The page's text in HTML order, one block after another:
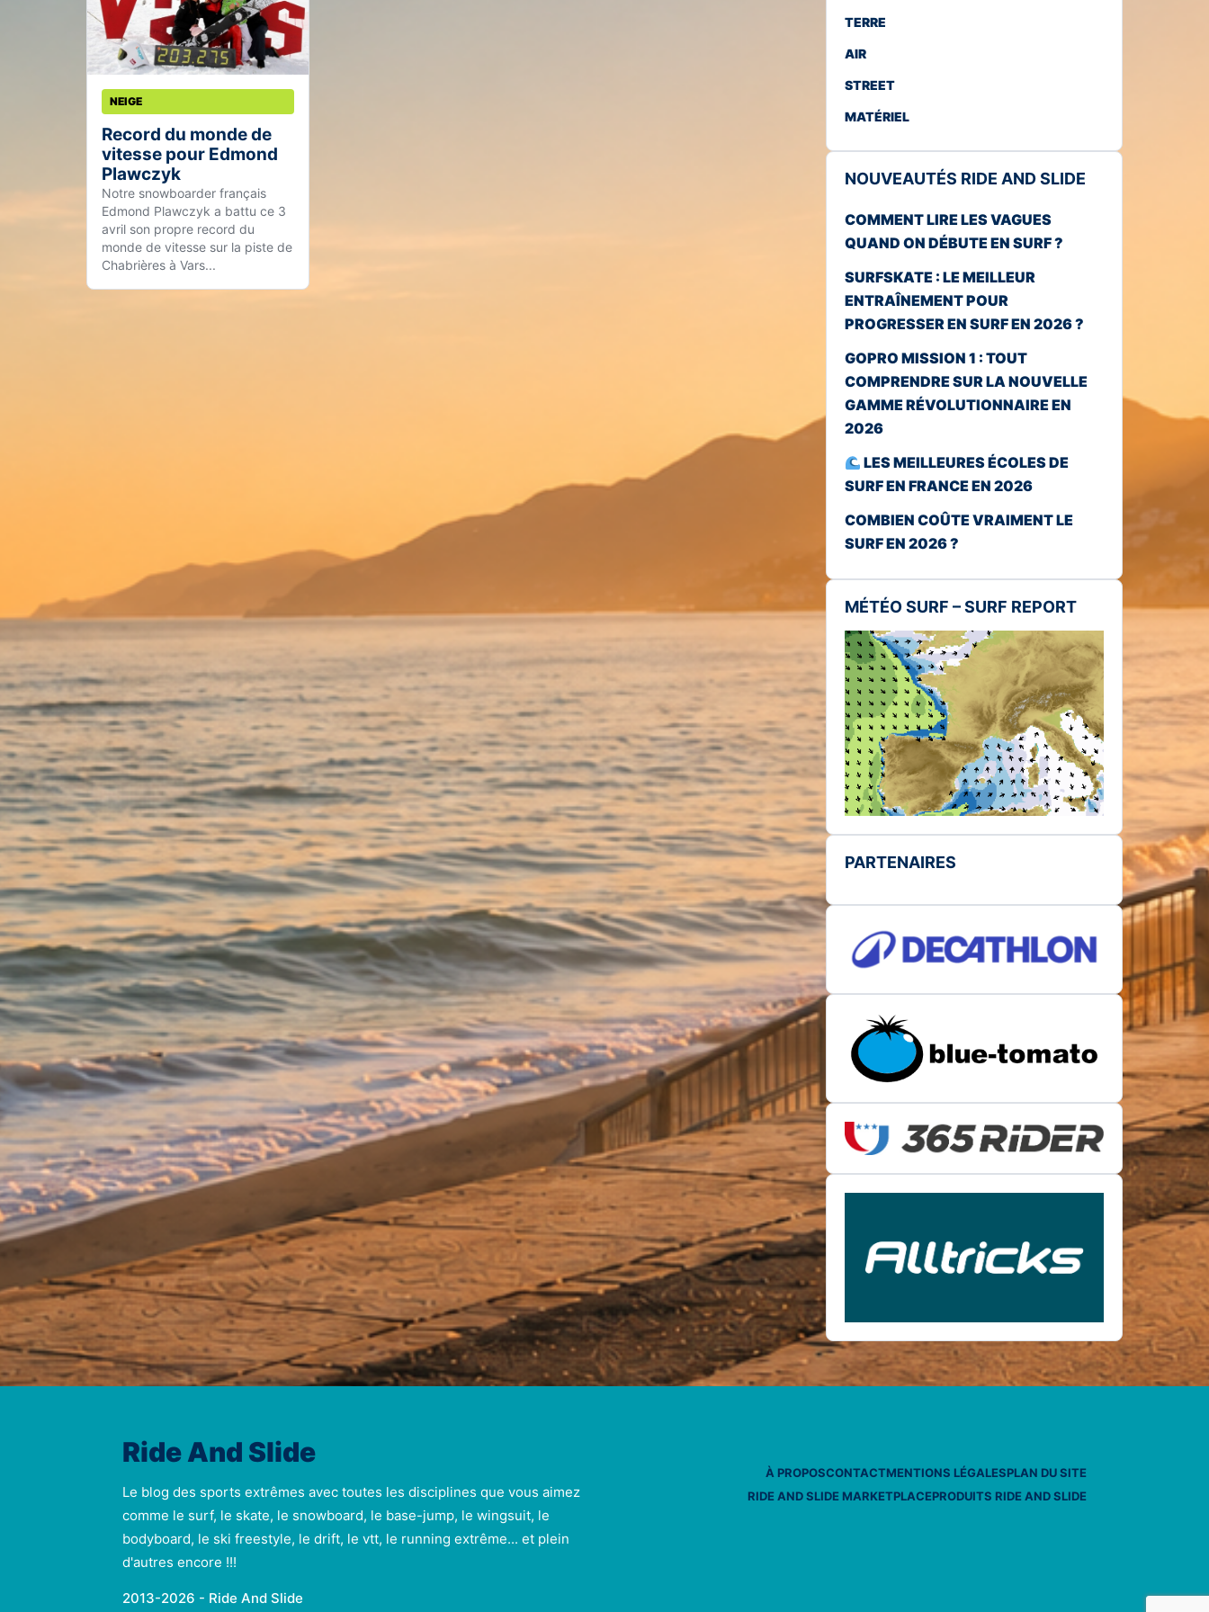
NEIGE
Record du monde de
vitesse pour Edmond
Plawczyk
Notre snowboarder français
Edmond Plawczyk a battu ce 3
avril son propre record du
monde de vitesse sur la piste de
Chabrières à Vars...
TERRE
AIR
STREET
MATÉRIEL
NOUVEAUTÉS RIDE AND SLIDE
COMMENT LIRE LES VAGUES
QUAND ON DÉBUTE EN SURF ?
SURFSKATE : LE MEILLEUR
ENTRAÎNEMENT POUR
PROGRESSER EN SURF EN 2026 ?
GOPRO MISSION 1 : TOUT
COMPRENDRE SUR LA NOUVELLE
GAMME RÉVOLUTIONNAIRE EN
2026
LES MEILLEURES ÉCOLES DE
SURF EN FRANCE EN 2026
COMBIEN COÛTE VRAIMENT LE
SURF EN 2026 ?
MÉTÉO SURF – SURF REPORT
PARTENAIRES
Ride And Slide
Le blog des sports extrêmes avec toutes les disciplines que vous aimez
comme le surf, le skate, le snowboard, le base-jump, le wingsuit, le
bodyboard, le ski freestyle, le drift, le vtt, le running extrême... et plein
d'autres encore !!!
2013-2026 - Ride And Slide
À PROPOSCONTACTMENTIONS LÉGALESPLAN DU SITE
RIDE AND SLIDE MARKETPLACEPRODUITS RIDE AND SLIDE